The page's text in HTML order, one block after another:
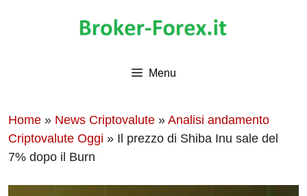
Menu
Home » News Criptovalute » Analisi andamento
Criptovalute Oggi » Il prezzo di Shiba Inu sale del
7% dopo il Burn